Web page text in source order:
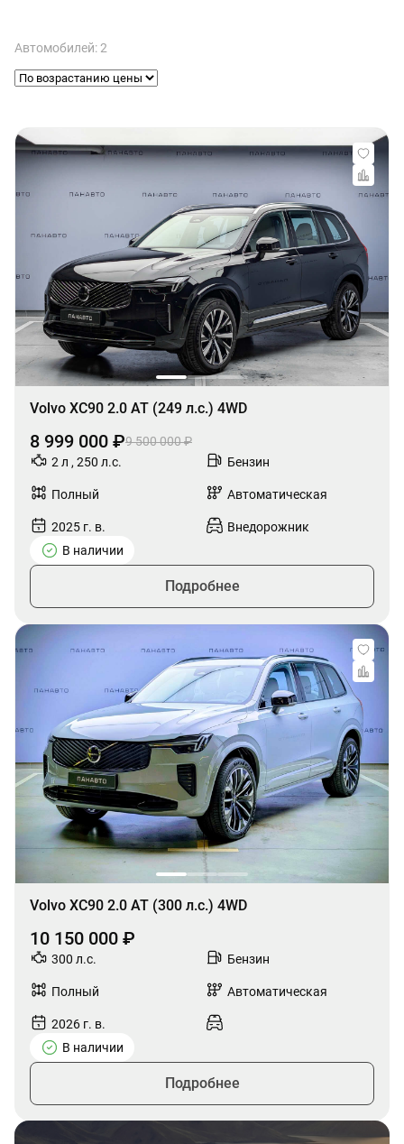
Автомобилей: 2
Volvo XC90 2.0 AT (249 л.с.) 4WD
8 999 000 ₽9 500 000 ₽
2 л , 250 л.с.
Бензин
Полный Автоматическая
2025 г. в.
Внедорожник
В наличии
Подробнее
Volvo XC90 2.0 AT (300 л.с.) 4WD
10 150 000 ₽
300 л.с. Бензин
Полный Автоматическая
2026 г. в.
В наличии
Подробнее